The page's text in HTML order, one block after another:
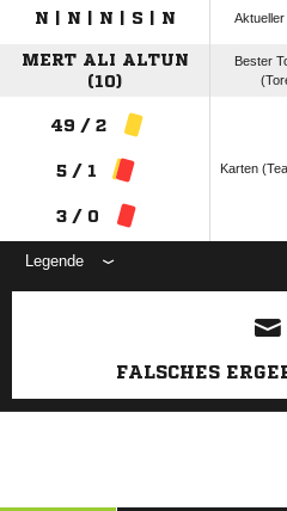
N | N | N | S | N
MERT ALI ALTUN
(10)
Bester
49 / 2
5 / 1
3 / 0
Karten
Legende
FALSCHES